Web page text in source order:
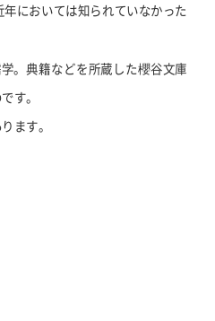
においては知られていなかった
。典籍などを所蔵した櫻谷文庫
す。
ます。